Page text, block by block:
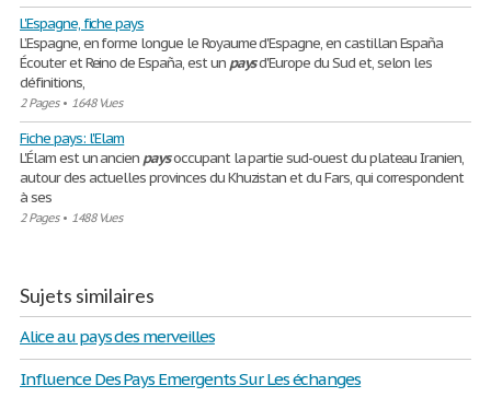
L'Espagne, fiche pays
L’Espagne, en forme longue le Royaume d'Espagne, en castillan España
Écouter et Reino de España, est un paysd'Europe du Sud et, selon les
définitions,
2 Pages• 1648 Vues
Fiche pays: l'Elam
L'Élam est un ancien paysoccupant la partie sud-ouest du plateau Iranien,
autour des actuelles provinces du Khuzistan et du Fars, qui correspondent
à ses
2 Pages• 1488 Vues
Sujets similaires
Alice au pays des merveilles
Influence Des Pays Emergents Sur Les échanges